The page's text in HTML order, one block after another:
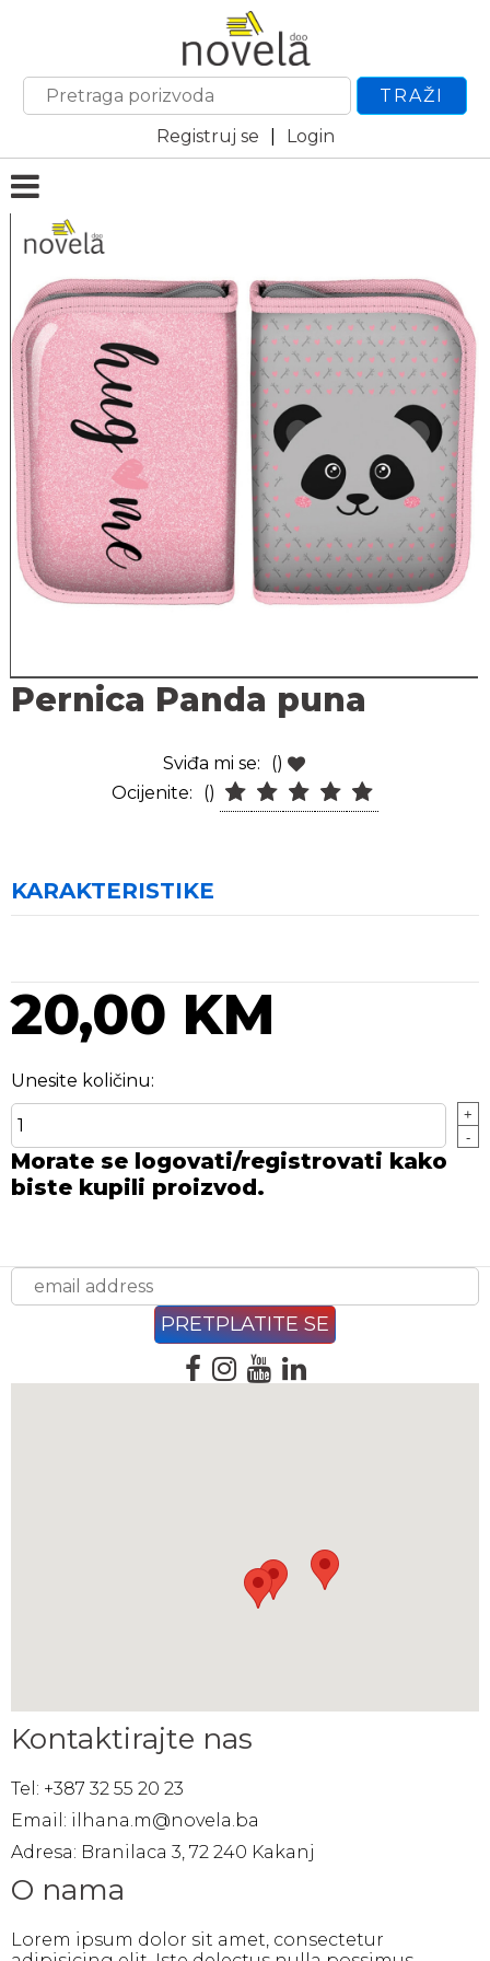
TRAŽI
Registruj se
Login
Pernica Panda puna
Sviđa mi se:
()
Ocijenite:
()
KARAKTERISTIKE
20,00 KM
Unesite količinu:
+
-
Morate se logovati/registrovati kako
biste kupili proizvod.
Kontaktirajte nas
Tel: +387 32 55 20 23
Email: ilhana.m@novela.ba
Adresa: Branilaca 3, 72 240 Kakanj
O nama
Lorem ipsum dolor sit amet, consectetur